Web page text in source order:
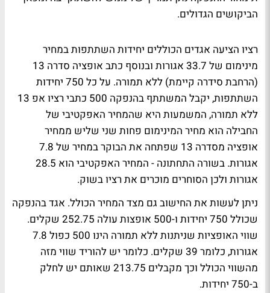
הביקושים הגדולים.
רציו הציעה אגדים הכוללים יחידות השתתפות במחיר
מינימום של 33.7 אגורות ובנוסף כתב אופציה סדרה 13
(הרחבת סידרה קיימת) ללא תמורה. על כל 750 יחידות
השתתפות, יקבל המשתתף בהנפקה 500 כתבי רציו אפ 13
ללא תמורה, המשמעות היא שהמחיר האפקטיבי של
החבילה הוא מחיר המינימום פחות שני שליש ממחיר
אופציה מסדרה 13 שפתחה את הבוקר במחיר של 7.8
אגורות. בשורה התחתונה - המחיר האפקטיבי הוא 28.5
אגורות ולכן הסוחרים מוכרים את רציו בשוק.
ניתן לעשות את החישוב גם מצד המחיר הכולל. אגד בהנפקה
שכולל 750 יחידות ו-500 אופצות עולה 252.75 שקלים.
שווי האופציות שניתנות ללא תמורה הינו 500 כפול 7.8
אגורות, כלומר 39 שקלים. כלומר יש להוריד שווי מזה
מהשווי הכולל וכך מקבלים 213.75 שאותם יש לחלק
ב-750 יחידות.